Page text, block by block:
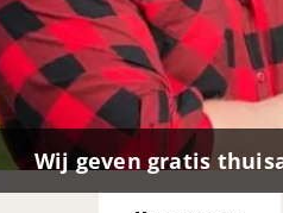
Wij geven gratis